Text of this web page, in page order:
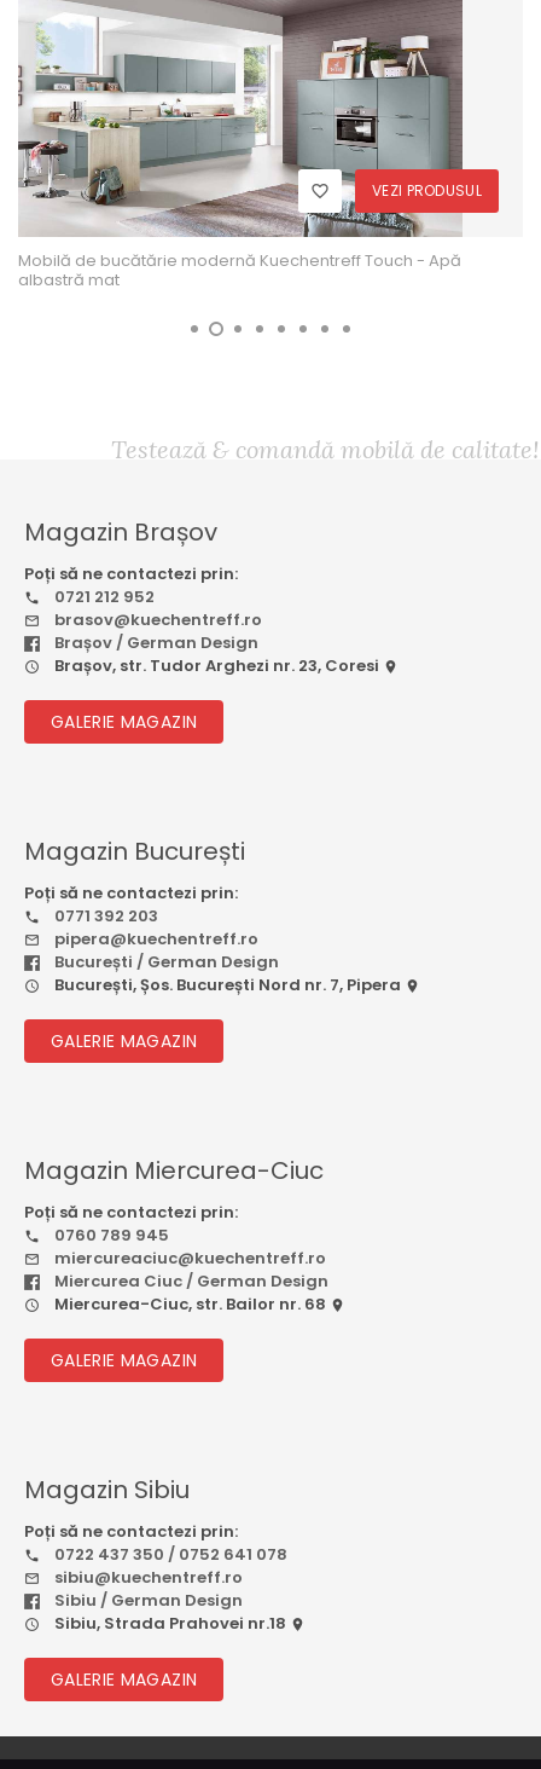
VEZI PRODUSUL
Mobilă de bucătărie modernă Kuechentreff Touch - Apă
albastră mat
Testează & comandă mobilă de calitate!
Magazin Brașov
Poți să ne contactezi prin:
0721 212 952
brasov@kuechentreff.ro
Brașov / German Design
Brașov, str. Tudor Arghezi nr. 23, Coresi
GALERIE MAGAZIN
Magazin București
Poți să ne contactezi prin:
0771 392 203
pipera@kuechentreff.ro
București / German Design
București, Șos. București Nord nr. 7, Pipera
GALERIE MAGAZIN
Magazin Miercurea-Ciuc
Poți să ne contactezi prin:
0760 789 945
miercureaciuc@kuechentreff.ro
Miercurea Ciuc / German Design
Miercurea-Ciuc, str. Bailor nr. 68
GALERIE MAGAZIN
Magazin Sibiu
Poți să ne contactezi prin:
0722 437 350 / 0752 641 078
sibiu@kuechentreff.ro
Sibiu / German Design
Sibiu, Strada Prahovei nr.18
GALERIE MAGAZIN